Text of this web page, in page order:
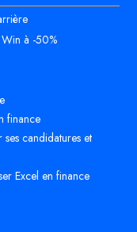
à -50%
finance
candidatures et
Excel en finance